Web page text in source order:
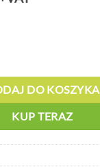
DO KOSZYKA
KUP TERAZ